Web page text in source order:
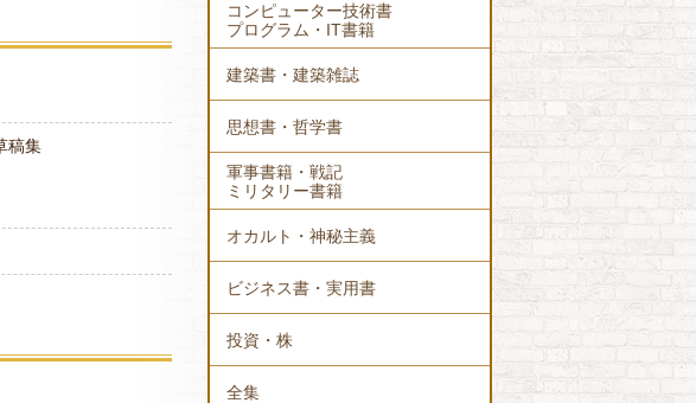
稿集
コンピューター技術書
プログラム・IT書籍
建築書・建築雑誌
思想書・哲学書
軍事書籍・戦記
ミリタリー書籍
オカルト・神秘主義
ビジネス書・実用書
投資・株
全集